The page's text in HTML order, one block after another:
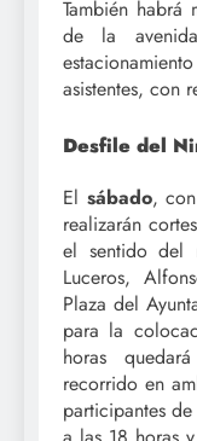
También habrá
de la
asistentes, con
Desfile del
El sábado,
realizarán
el sentido del
Luceros,
Plaza del
para la
horas
recorrido en
participantes